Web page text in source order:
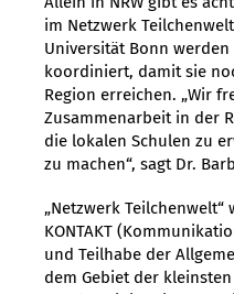
im Netzwerk
Universität Bonn
koordiniert, damit sie
Region erreichen. „Wir
Zusammenarbeit in der
die lokalen Schulen zu
zu machen“, sagt Dr.
„Netzwerk
KONTAKT
und Teilhabe der
dem Gebiet der